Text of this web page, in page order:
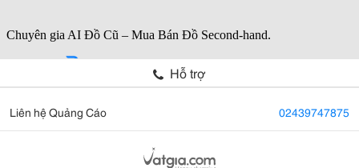
Hỗ trợ
Liên hệ Quảng Cáo 02439747875